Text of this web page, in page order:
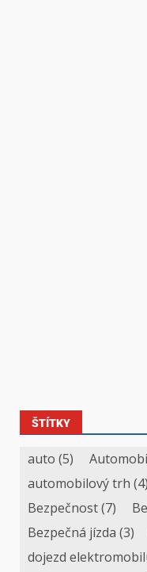
ŠTÍTKY
auto (5)
automobilový trh (4)
Bezpečnost(7)
Bezpečná jízda (3)
dojezd